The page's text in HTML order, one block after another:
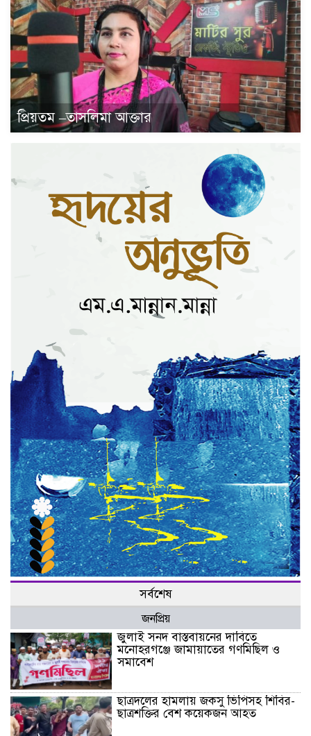
প্রিয়তম –তাসলিমা আক্তার
সর্বশেষ
জনপ্রিয়
জুলাই সনদ বাস্তবায়নের দাবিতে
মনোহরগঞ্জে জামায়াতের গণমিছিল ও
সমাবেশ
ছাত্রদলের হামলায় জকসু ভিপিসহ শিবির-
ছাত্রশক্তির বেশ কয়েকজন আহত